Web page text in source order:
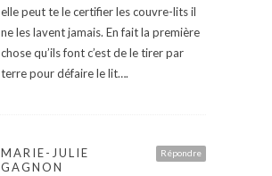
elle peut te le certifier les couvre-lits il
ne les lavent jamais. En fait la première
chose qu’ils font c’est de le tirer par
terre pour défaire le lit….
Répondre
MARIE-JULIE
GAGNON